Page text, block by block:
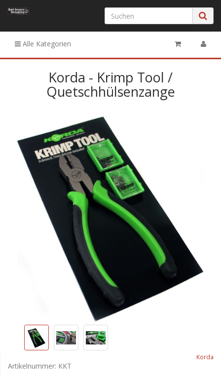
Alle Kategorien
Korda - Krimp Tool /
Quetschhülsenzange
Korda
Artikelnummer: KKT